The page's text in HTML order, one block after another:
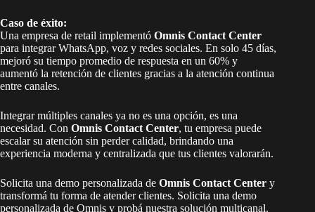
Caso de éxito:
Una empresa de retail implementó Omnis Contact Center
para integrar WhatsApp, voz y redes sociales. En solo 45 días,
mejoró su tiempo promedio de respuesta en un 60% y
aumentó la retención de clientes gracias a la atención continua
entre canales.
Integrar múltiples canales ya no es una opción, es una
necesidad. Con Omnis Contact Center, tu empresa puede
escalar su atención sin perder calidad, brindando una
experiencia moderna y centralizada que tus clientes valorarán.
Solicita una demo personalizada de Omnis Contact Center y
transformá tu forma de atender clientes. Solicita una demo
personalizada de Omnis y probá nuestra solución multicanal.